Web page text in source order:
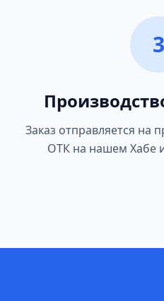
3
Заказ отправляется на
ОТК на нашем Хабе